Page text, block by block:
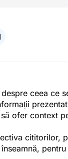
ceea ce
ofer context
cititorilor,